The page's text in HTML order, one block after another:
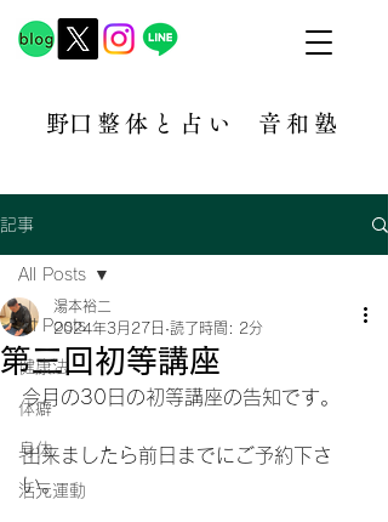
​野口整体と占い 音和塾​
記事
All Posts
健康法
体癖
身体
活元運動
All Posts
第三回初等講座
湯本裕二
2024年3月27日 読了時間: 2分
今月の30日の初等講座の告知です。
出来ましたら前日までにご予約下さ
い。